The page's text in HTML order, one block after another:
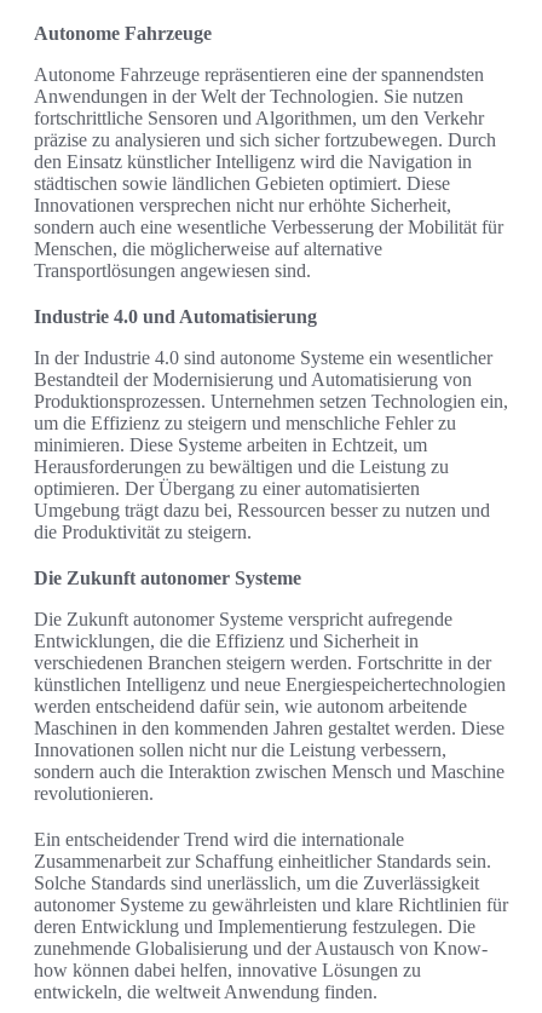
Autonome Fahrzeuge
Autonome Fahrzeuge repräsentieren eine der spannendsten
Anwendungen in der Welt der Technologien. Sie nutzen
fortschrittliche Sensoren und Algorithmen, um den Verkehr
präzise zu analysieren und sich sicher fortzubewegen. Durch
den Einsatz künstlicher Intelligenz wird die Navigation in
städtischen sowie ländlichen Gebieten optimiert. Diese
Innovationen versprechen nicht nur erhöhte Sicherheit,
sondern auch eine wesentliche Verbesserung der Mobilität für
Menschen, die möglicherweise auf alternative
Transportlösungen angewiesen sind.
Industrie 4.0 und Automatisierung
In der Industrie 4.0 sind autonome Systeme ein wesentlicher
Bestandteil der Modernisierung und Automatisierung von
Produktionsprozessen. Unternehmen setzen Technologien ein,
um die Effizienz zu steigern und menschliche Fehler zu
minimieren. Diese Systeme arbeiten in Echtzeit, um
Herausforderungen zu bewältigen und die Leistung zu
optimieren. Der Übergang zu einer automatisierten
Umgebung trägt dazu bei, Ressourcen besser zu nutzen und
die Produktivität zu steigern.
Die Zukunft autonomer Systeme
Die Zukunft autonomer Systeme verspricht aufregende
Entwicklungen, die die Effizienz und Sicherheit in
verschiedenen Branchen steigern werden. Fortschritte in der
künstlichen Intelligenz und neue Energiespeichertechnologien
werden entscheidend dafür sein, wie autonom arbeitende
Maschinen in den kommenden Jahren gestaltet werden. Diese
Innovationen sollen nicht nur die Leistung verbessern,
sondern auch die Interaktion zwischen Mensch und Maschine
revolutionieren.
Ein entscheidender Trend wird die internationale
Zusammenarbeit zur Schaffung einheitlicher Standards sein.
Solche Standards sind unerlässlich, um die Zuverlässigkeit
autonomer Systeme zu gewährleisten und klare Richtlinien für
deren Entwicklung und Implementierung festzulegen. Die
zunehmende Globalisierung und der Austausch von Know-
how können dabei helfen, innovative Lösungen zu
entwickeln, die weltweit Anwendung finden.